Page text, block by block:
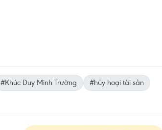
#Khúc Duy Minh Trường
#hủy hoại tài sản